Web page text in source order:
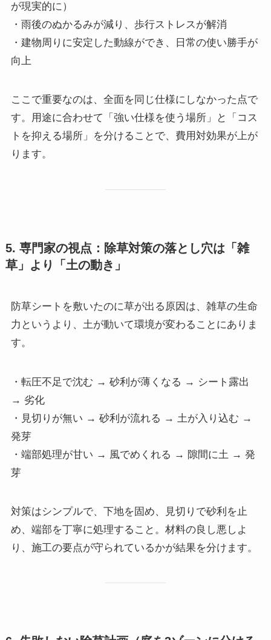
が現実的に）
・雨後のぬかるみが減り、歩行ストレスが解消
・建物周りに安定した動線ができ、日常の使い勝手が
向上
ここで重要なのは、全面を同じ仕様にしなかった点で
す。用途に合わせて「強い仕様を使う場所」と「コス
トを抑える場所」を分けることで、費用対効果が上が
ります。
5. 専門家の視点：除草対策の落とし穴は「雑
草」より「土の動き」
防草シートを敷いたのに草が出る原因は、雑草の生命
力というより、土が動いて環境が変わることにありま
す。
・転圧不足で沈む → 砂利が薄くなる → シート露出
→ 劣化
・見切りが無い → 砂利が流れる → 土が入り込む →
発芽
・端部処理が甘い → 風でめくれる → 隙間に土 → 発
芽
対策はシンプルで、下地を固め、見切りで砂利を止
め、端部を丁寧に処理すること。材料の良し悪しよ
り、施工の要点が守られているかが結果を分けます。